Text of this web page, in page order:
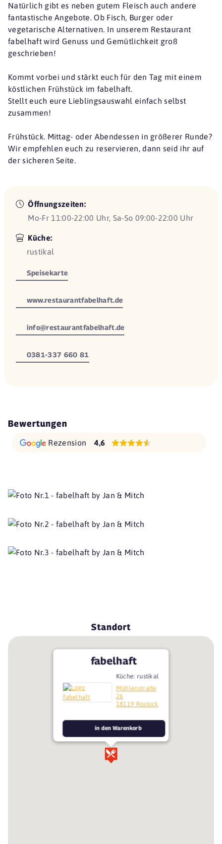
Natürlich gibt es neben gutem Fleisch auch andere
fantastische Angebote. Ob Fisch, Burger oder
vegetarische Alternativen. In unserem Restaurant
fabelhaft wird Genuss und Gemütlichkeit groß
geschrieben!
Kommt vorbei und stärkt euch für den Tag mit einem
köstlichen Frühstück im fabelhaft.
Stellt euch eure Lieblingsauswahl einfach selbst
zusammen!
Frühstück. Mittag- oder Abendessen in größerer Runde?
Wir empfehlen euch zu reservieren, dann seid ihr auf
der sicheren Seite.
Öffnungszeiten:
Mo-Fr 11:00-22:00 Uhr, Sa-So 09:00-22:00 Uhr
Küche:
rustikal
Speisekarte
www.restaurantfabelhaft.de
info@restaurantfabelhaft.de
0381-337 660 81
Bewertungen
Rezension 4,6
Standort
fabelhaft
Küche: rustikal
Mühlenstraße
26
18119 Rostock
in den Warenkorb